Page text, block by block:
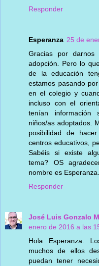
Responder
Esperanza 25 de
Gracias por
adopción. Pero lo
de la educación
estamos pasando
en el colegio y
incluso con el
tenían información
niños/as adoptados.
posibilidad de
centros educativos,
Sabéis si existe
tema? OS
nombre es
Responder
José Luis Gonzalo
enero de 2016 a las
Hola Esperanza:
muchos de ellos
puedan tener